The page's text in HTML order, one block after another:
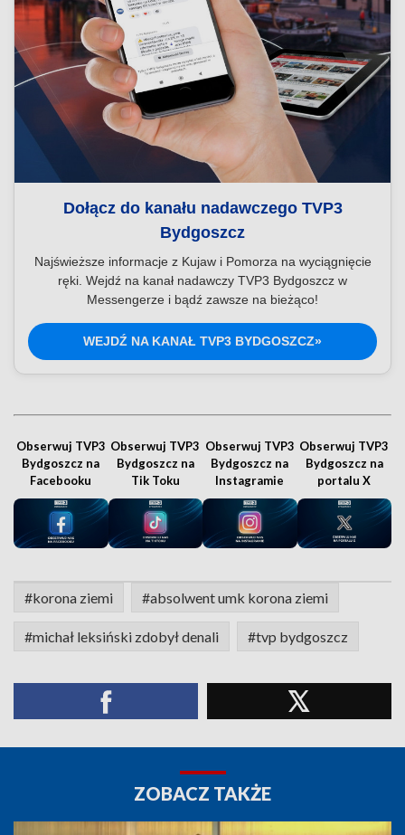
Dołącz do kanału nadawczego TVP3
Bydgoszcz
Najświeższe informacje z Kujaw i Pomorza na wyciągnięcie
ręki. Wejdź na kanał nadawczy TVP3 Bydgoszcz w
Messengerze i bądź zawsze na bieżąco!
WEJDŹ NA KANAŁ TVP3 BYDGOSZCZ»
Obserwuj TVP3
Bydgoszcz na
Facebooku
Obserwuj TVP3
Bydgoszcz na
Tik Toku
Obserwuj TVP3
Bydgoszcz na
Instagramie
Obserwuj TVP3
Bydgoszcz na
portalu X
#korona ziemi #absolwent umk korona ziemi
#michał leksiński zdobył denali #tvp bydgoszcz
ZOBACZ TAKŻE